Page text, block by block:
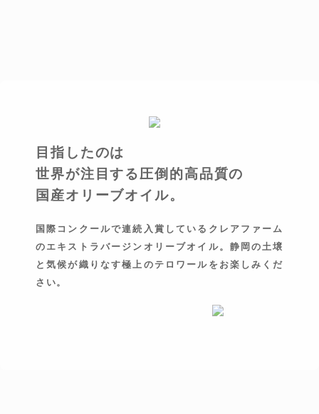
目指したのは
世界が注目する圧倒的高品質の
国産オリーブオイル。
国際コンクールで連続入賞しているクレアファーム
のエキストラバージンオリーブオイル。静岡の土壌
と気候が織りなす極上のテロワールをお楽しみくだ
さい。